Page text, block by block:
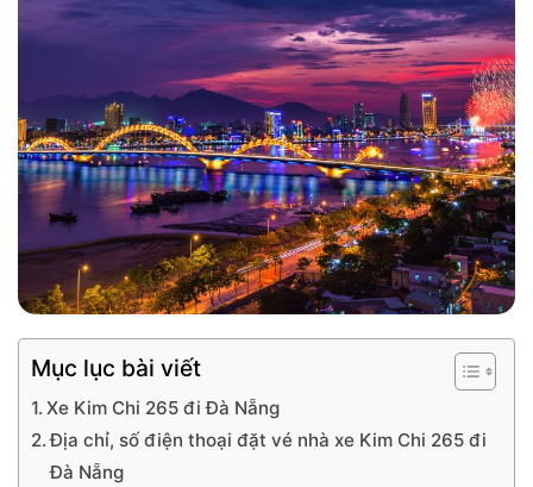
Mục lục bài viết
Xe Kim Chi 265 đi Đà Nẵng
Địa chỉ, số điện thoại đặt vé nhà xe Kim Chi 265 đi
Đà Nẵng